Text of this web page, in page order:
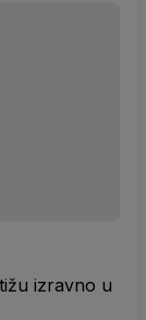
izravno u